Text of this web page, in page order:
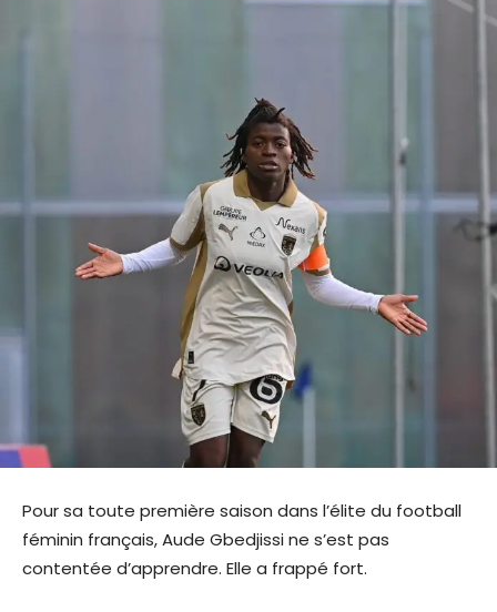
Pour sa toute première saison dans l’élite du football
féminin français, Aude Gbedjissi ne s’est pas
contentée d’apprendre. Elle a frappé fort.